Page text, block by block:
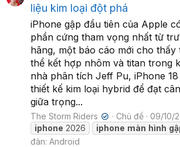
liệu kim loại đột phá
iPhone gập đầu tiên của Apple
phần cứng tham vọng nhất từ
hãng, một báo cáo mới cho thấy
thể kết hợp nhôm và titan trong
nhà phân tích Jeff Pu, iPhone
thiết kế kim loại hybrid để đạt
giữa trọng...
The Storm Riders ✔ Chủ đề
09/10/
iphone 2026 iphone màn hình
đàn: Android